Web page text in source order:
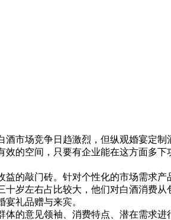
场竞争日趋激烈，但纵观婚宴定制
的空间，只要有企业能在这方面多
敲门砖。针对个性化的市场需求产
岁左右占比较大，他们对白酒消费
礼品赠与来宾。
意见领袖、消费特点、潜在需求进